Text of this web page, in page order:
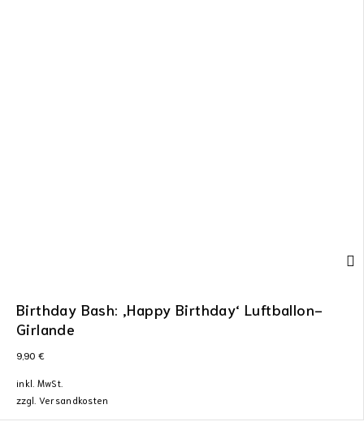
Birthday Bash: ‚Happy Birthday‘ Luftballon-
Girlande
9,90 €
inkl. MwSt.
zzgl. Versandkosten